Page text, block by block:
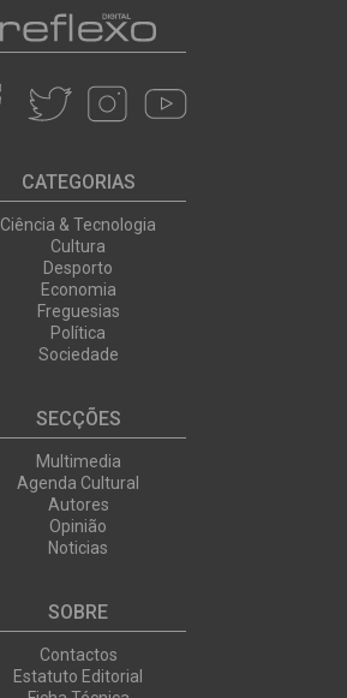
CATEGORIAS
Ciência & Tecnologia
Cultura
Desporto
Economia
Freguesias
Política
Sociedade
SECÇÕES
Multimedia
Agenda Cultural
Autores
Opinião
Noticias
SOBRE
Contactos
Estatuto Editorial